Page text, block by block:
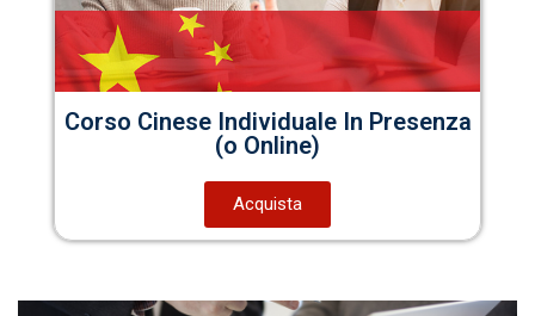
Corso Cinese Individuale In Presenza
(o Online)
Acquista